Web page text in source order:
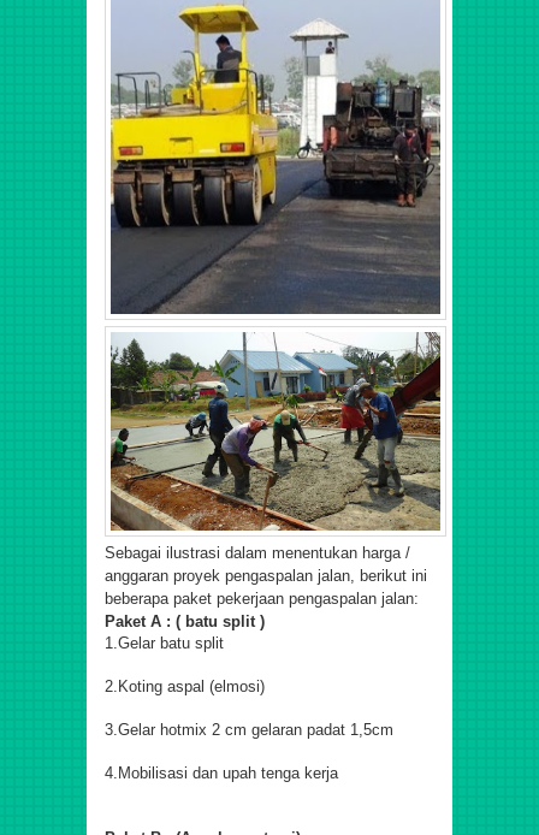
Sebagai ilustrasi dalam menentukan harga /
anggaran proyek pengaspalan jalan, berikut ini
beberapa paket pekerjaan pengaspalan jalan:
Paket A : ( batu split )
1.Gelar batu split
2.Koting aspal (elmosi)
3.Gelar hotmix 2 cm gelaran padat 1,5cm
4.Mobilisasi dan upah tenga kerja